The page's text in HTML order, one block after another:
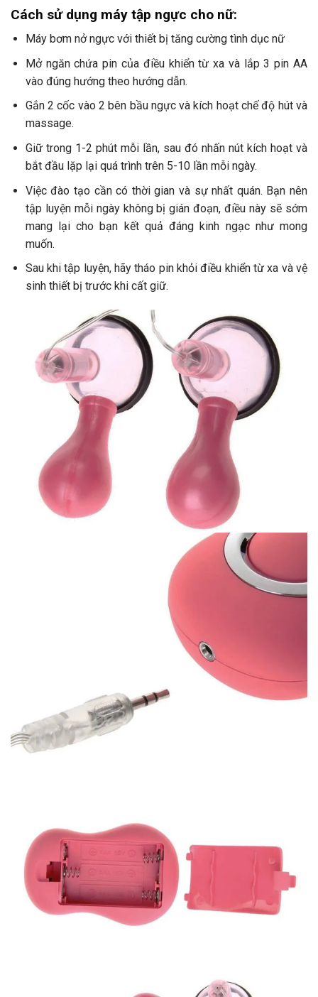
Cách sử dụng máy tập ngực cho nữ:
Máy bơm nở ngực với thiết bị tăng cường tình dục nữ
Mở ngăn chứa pin của điều khiển từ xa và lắp 3 pin AA
vào đúng hướng theo hướng dẫn.
Gắn 2 cốc vào 2 bên bầu ngực và kích hoạt chế độ hút và
massage.
Giữ trong 1-2 phút mỗi lần, sau đó nhấn nút kích hoạt và
bắt đầu lặp lại quá trình trên 5-10 lần mỗi ngày.
Việc đào tạo cần có thời gian và sự nhất quán. Bạn nên
tập luyện mỗi ngày không bị gián đoạn, điều này sẽ sớm
mang lại cho bạn kết quả đáng kinh ngạc như mong
muốn.
Sau khi tập luyện, hãy tháo pin khỏi điều khiển từ xa và vệ
sinh thiết bị trước khi cất giữ.